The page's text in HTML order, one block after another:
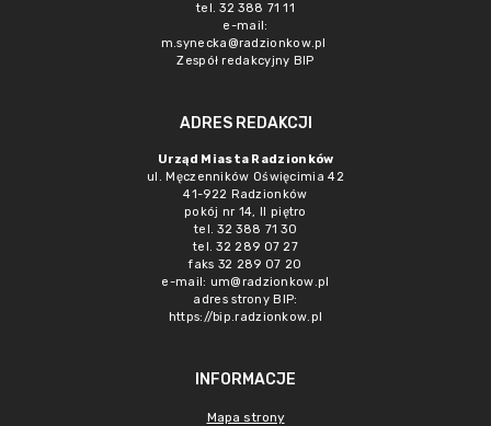
tel. 32 388 71 11
e-mail:
m.synecka@radzionkow.pl
Zespół redakcyjny BIP
ADRES REDAKCJI
Urząd Miasta Radzionków
ul. Męczenników Oświęcimia 42
41-922 Radzionków
pokój nr 14, II piętro
tel. 32 388 71 30
tel. 32 289 07 27
faks 32 289 07 20
e-mail: um@radzionkow.pl
adres strony BIP:
https://bip.radzionkow.pl
INFORMACJE
Mapa strony